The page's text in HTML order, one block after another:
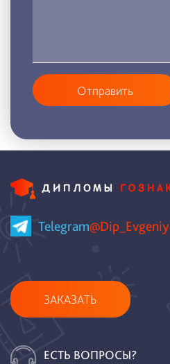
Отправить
Telegram@Dip_Evgeniy
ЗАКАЗАТЬ
ЕСТЬ ВОПРОСЫ?